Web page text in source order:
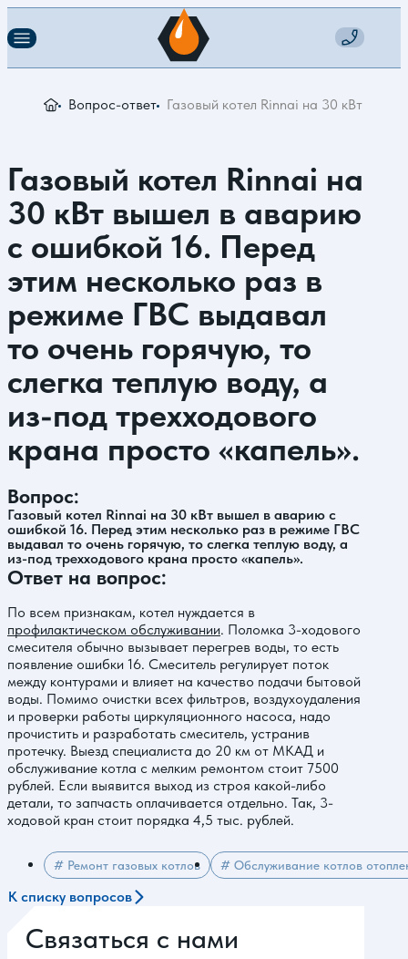
Вопрос-ответ Газовый котел Rinnai на 30 кВт
Газовый котел Rinnai на
30 кВт вышел в аварию
с ошибкой 16. Перед
этим несколько раз в
режиме ГВС выдавал
то очень горячую, то
слегка теплую воду, а
из-под трехходового
крана просто «капель».
Вопрос:
Газовый котел Rinnai на 30 кВт вышел в аварию с
ошибкой 16. Перед этим несколько раз в режиме ГВС
выдавал то очень горячую, то слегка теплую воду, а
из-под трехходового крана просто «капель».
Ответ на вопрос:
По всем признакам, котел нуждается в
профилактическом обслуживании. Поломка 3-ходового
смесителя обычно вызывает перегрев воды, то есть
появление ошибки 16. Смеситель регулирует поток
между контурами и влияет на качество подачи бытовой
воды. Помимо очистки всех фильтров, воздухоудаления
и проверки работы циркуляционного насоса, надо
прочистить и разработать смеситель, устранив
протечку. Выезд специалиста до 20 км от МКАД и
обслуживание котла с мелким ремонтом стоит 7500
рублей. Если выявится выход из строя какой-либо
детали, то запчасть оплачивается отдельно. Так, 3-
ходовой кран стоит порядка 4,5 тыс. рублей.
# Ремонт газовых котлов # Обслуживание котлов
К списку вопросов
Связаться с нами